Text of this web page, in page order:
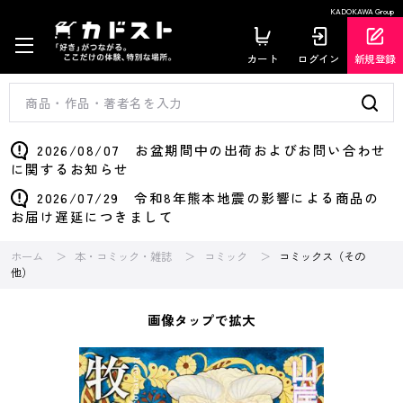
KADOKAWA Group
カート ログイン 新規登録
2026/08/07 お盆期間中の出荷およびお問い合わせ
に関するお知らせ
2026/07/29 令和8年熊本地震の影響による商品の
お届け遅延につきまして
ホーム 本・コミック・雑誌 コミック
コミックス（その
他）
画像タップで拡大